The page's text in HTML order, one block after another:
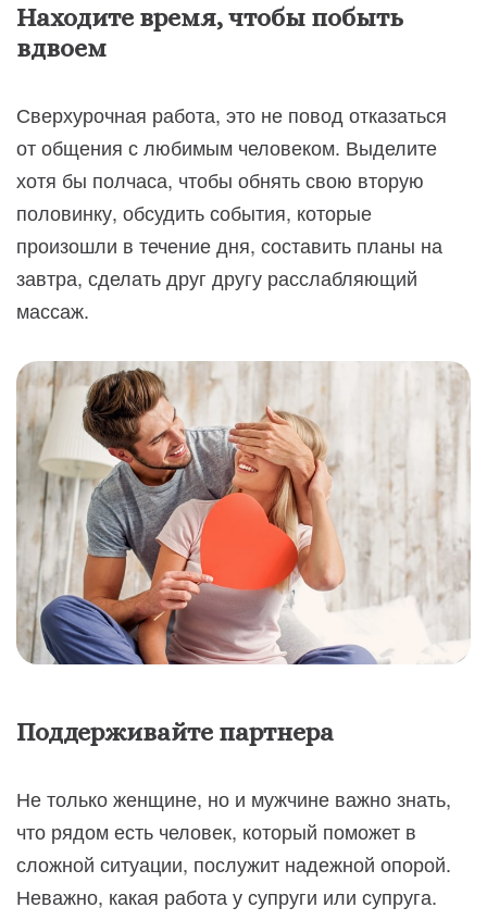
Находите время, чтобы побыть
вдвоем
Сверхурочная работа, это не повод отказаться
от общения с любимым человеком. Выделите
хотя бы полчаса, чтобы обнять свою вторую
половинку, обсудить события, которые
произошли в течение дня, составить планы на
завтра, сделать друг другу расслабляющий
массаж.
Поддерживайте партнера
Не только женщине, но и мужчине важно знать,
что рядом есть человек, который поможет в
сложной ситуации, послужит надежной опорой.
Неважно, какая работа у супруги или супруга.